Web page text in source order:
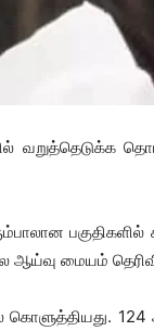
வறுத்தெடுக்க
பகுதிகளில்
மையம்